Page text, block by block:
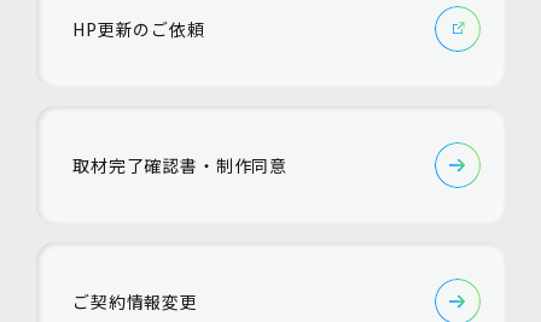
HP更新のご依頼
取材完了確認書・制作同意
ご契約情報変更